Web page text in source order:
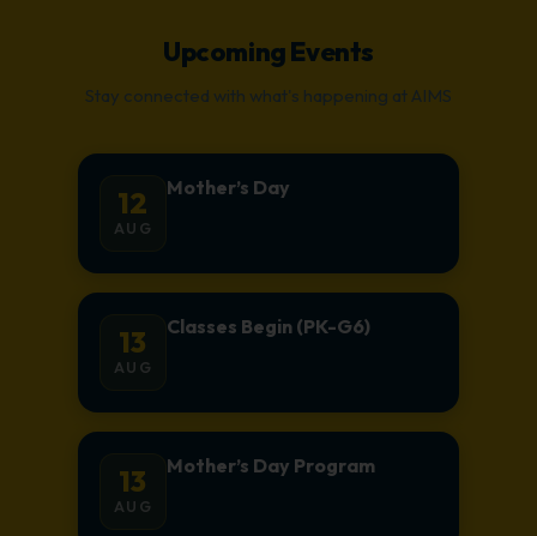
Upcoming Events
Stay connected with what's happening at AIMS
12
AUG
Mother’s Day
13
AUG
Classes Begin (PK-G6)
13
AUG
Mother’s Day Program